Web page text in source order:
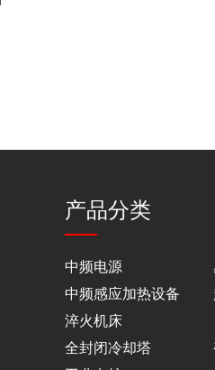
产品分类
中频电源
中频感应加热设备
淬火机床
全封闭冷却塔